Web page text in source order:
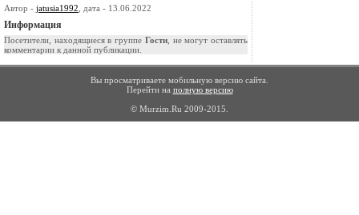
Автор - jatusia1992 , дата - 13.06.2022
Информация
Посетители, находящиеся в группе Гости, не могут оставлять
комментарии к данной публикации.
Вы просматриваете мобильную версию сайта.
Перейти на полную версию
© Murzim.Ru 2009-2015.